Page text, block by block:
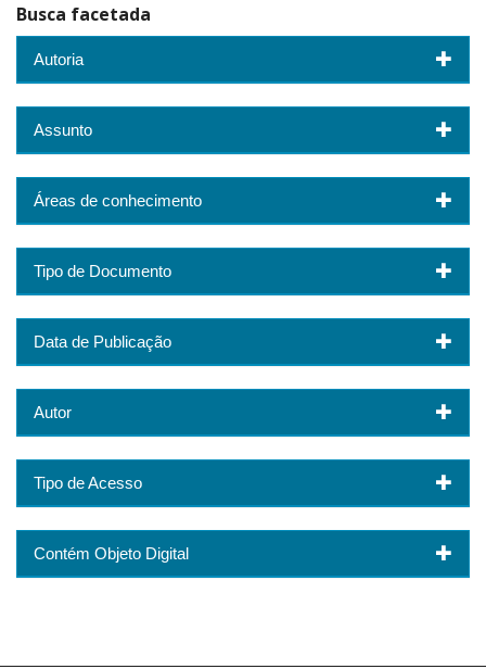
Busca facetada
Autoria
Assunto
Áreas de conhecimento
Tipo de Documento
Data de Publicação
Autor
Tipo de Acesso
Contém Objeto Digital